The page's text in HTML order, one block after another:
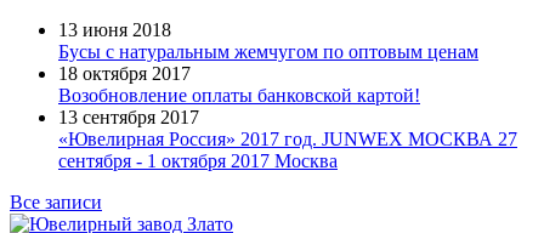
13 июня 2018
Бусы с натуральным жемчугом по оптовым ценам
18 октября 2017
Возобновление оплаты банковской картой!
13 сентября 2017
«Ювелирная Россия» 2017 год. JUNWEX МОСКВА 27
сентября - 1 октября 2017 Москва
Все записи